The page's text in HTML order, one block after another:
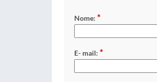
Nome: *
E- mail: *